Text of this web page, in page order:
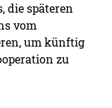
die späteren
vom
um künftig
zu